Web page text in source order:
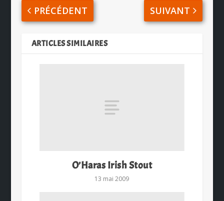
PRÉCÉDENT SUIVANT
ARTICLES SIMILAIRES
O’Haras Irish Stout
13 mai 2009